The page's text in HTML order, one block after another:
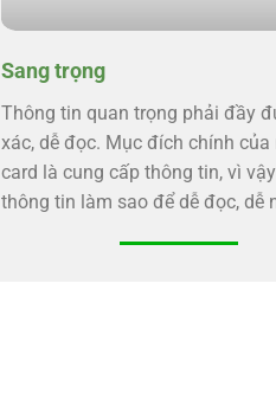
Sang trọng
Thông tin quan trọng phải đầy
xác, dễ đọc. Mục đích chính của
card là cung cấp thông tin, vì
thông tin làm sao để dễ đọc, dễ